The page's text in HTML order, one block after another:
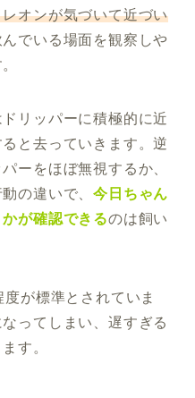
オンが気づいて近づい
でいる場面を観察しや
リッパーに積極的に近
と去っていきます。逆
ーをほぼ無視するか、
の違いで、今日ちゃん
が確認できるのは飼い
が標準とされていま
ってしまい、遅すぎる
す。